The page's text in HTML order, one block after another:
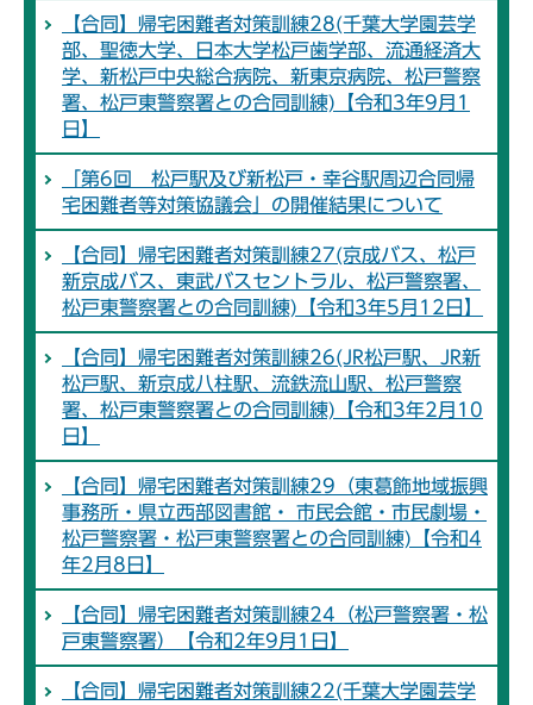
【合同】帰宅困難者対策訓練28(千葉大学園芸学
部、聖徳大学、日本大学松戸歯学部、流通経済大
学、新松戸中央総合病院、新東京病院、松戸警察
署、松戸東警察署との合同訓練)【令和3年9月1
日】
「第6回 松戸駅及び新松戸・幸谷駅周辺合同帰
宅困難者等対策協議会」の開催結果について
【合同】帰宅困難者対策訓練27(京成バス、松戸
新京成バス、東武バスセントラル、松戸警察署、
松戸東警察署との合同訓練)【令和3年5月12日】
【合同】帰宅困難者対策訓練26(JR松戸駅、JR新
松戸駅、新京成八柱駅、流鉄流山駅、松戸警察
署、松戸東警察署との合同訓練)【令和3年2月10
日】
【合同】帰宅困難者対策訓練29（東葛飾地域振興
事務所・県立西部図書館・ 市民会館・市民劇場・
松戸警察署・松戸東警察署との合同訓練)【令和4
年2月8日】
【合同】帰宅困難者対策訓練24（松戸警察署・松
戸東警察署）【令和2年9月1日】
【合同】帰宅困難者対策訓練22(千葉大学園芸学